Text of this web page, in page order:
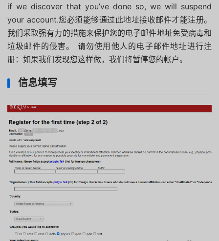
if we discover that you’ve done so, we will suspend
your account.您必须能够通过此地址接收邮件才能注册。
我们采取强有力的措施来保护您的电子邮件地址免受病毒和
垃圾邮件的侵害。 请勿使用他人的电子邮件地址进行注
册：如果我们发现您这样做，我们将暂停您的帐户。
信息填写